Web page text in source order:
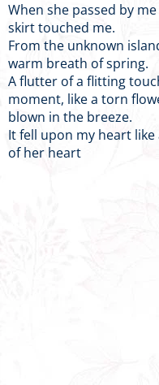
When she passed by
skirt touched me.
From the unknown
warm breath of spring.
A flutter of a flitting
moment, like a torn
blown in the breeze.
It fell upon my heart
of her heart